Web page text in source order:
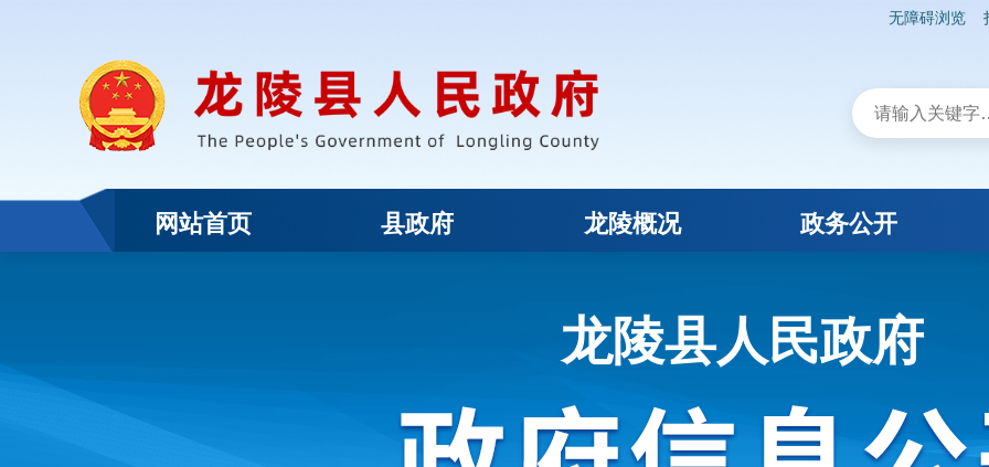
无障碍浏览
网站首页 县政府 龙陵概况 政务公开
龙陵县人民政府